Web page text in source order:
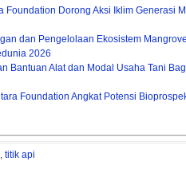
Foundation Dorong Aksi Iklim Generasi
dan Pengelolaan Ekosistem
2026
Bantuan Alat dan Modal Usaha Tani
Foundation Angkat Potensi
, titik api